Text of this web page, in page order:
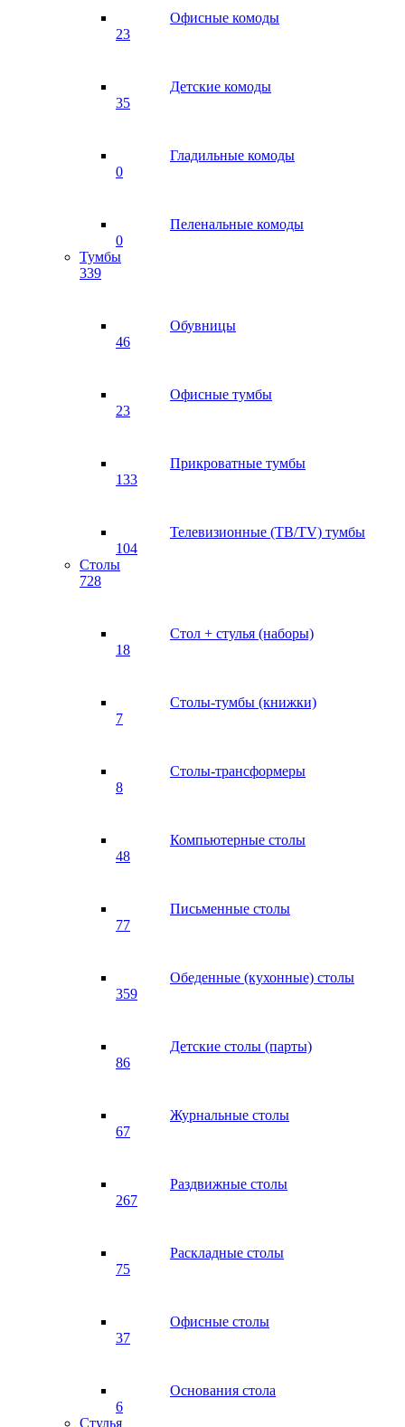
Офисные комоды
23
Детские комоды
35
Гладильные комоды
0
Пеленальные комоды
0
Тумбы
339
Обувницы
46
Офисные тумбы
23
Прикроватные тумбы
133
Телевизионные (ТВ/TV) тумбы
104
Столы
728
Стол + стулья (наборы)
18
Столы-тумбы (книжки)
7
Столы-трансформеры
8
Компьютерные столы
48
Письменные столы
77
Обеденные (кухонные) столы
359
Детские столы (парты)
86
Журнальные столы
67
Раздвижные столы
267
Раскладные столы
75
Офисные столы
37
Основания стола
6
Стулья